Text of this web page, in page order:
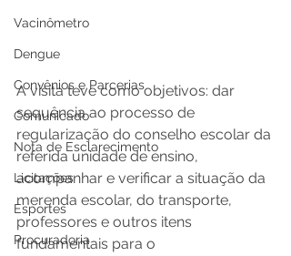
Vacinômetro
Dengue
Convênios e Parcerias
Comunicado
Nota de Esclarecimento
Licitações
Esportes
Procuradoria
A visita teve como objetivos: dar
sequência ao processo de
regularização do conselho escolar da
referida unidade de ensino,
acompanhar e verificar a situação da
merenda escolar, do transporte,
professores e outros itens
fundamentais para o